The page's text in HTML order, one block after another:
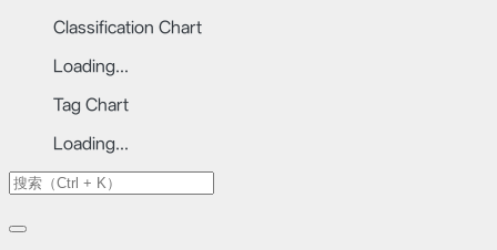
Classification Chart
Loading...
Tag Chart
Loading...